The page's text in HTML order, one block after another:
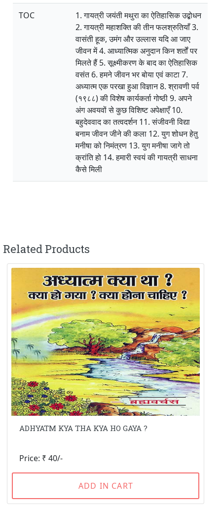
TOC
1. गायत्री जयंती मथुरा का ऐतिहासिक उद्बोधन
2. गायत्री महाशक्ति की तीन फलश्रुतियाँ 3.
वासंती हूक, उमंग और उल्लास यदि आ जाए
जीवन में 4. आध्यात्मिक अनुदान किन शर्तों पर
मिलते हैं 5. सूक्ष्मीकरण के बाद का ऐतिहासिक
वसंत 6. हमने जीवन भर बोया एवं काटा 7.
अध्यात्म एक परखा हुआ विज्ञान 8. श्रावणी पर्व
(१९८८) की विशेष कार्यकर्ता गोष्ठी 9. अपने
अंग अवयवों से कुछ विशिष्ट अपेक्षाएँ 10.
बहुदेववाद का तत्वदर्शन 11. संजीवनी विद्या
बनाम जीवन जीने की कला 12. युग शोधन हेतु
मनीषा को निमंत्रण 13. युग मनीषा जागे तो
क्रांति हो 14. हमारी स्वयं की गायत्री साधना
कैसे मिली
Related Products
ADHYATM KYA THA KYA HO GAYA ?
Price: ₹ 40/-
ADD IN CART